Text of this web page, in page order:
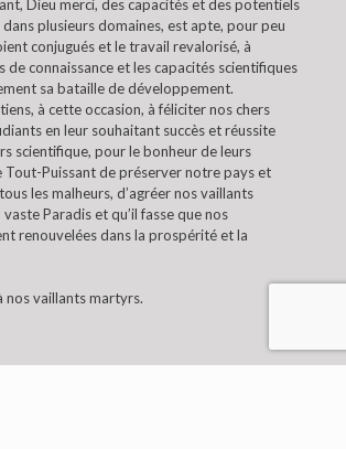
Dieu merci, des capacités et des potentiels
plusieurs domaines, est apte, pour peu
conjugués et le travail revalorisé, à
de connaissance et les capacités scientifiques
sa bataille de développement.
à cette occasion, à féliciter nos chers
en leur souhaitant succès et réussite
scientifique, pour le bonheur de leurs
Tout-Puissant de préserver notre pays et
les malheurs, d’agréer nos vaillants
Paradis et qu’il fasse que nos
renouvelées dans la prospérité et la
nos vaillants martyrs.